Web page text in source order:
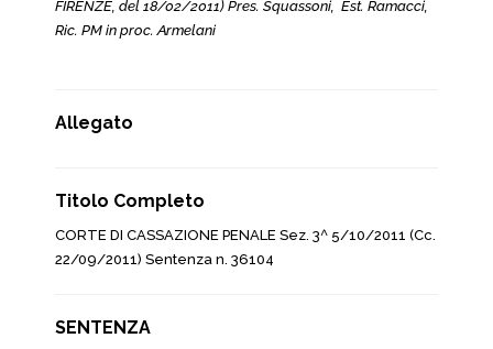
FIRENZE, del 18/02/2011) Pres. Squassoni, Est. Ramacci,
Ric. PM in proc. Armelani
Allegato
Titolo Completo
CORTE DI CASSAZIONE PENALE Sez. 3^ 5/10/2011 (Cc.
22/09/2011) Sentenza n. 36104
SENTENZA